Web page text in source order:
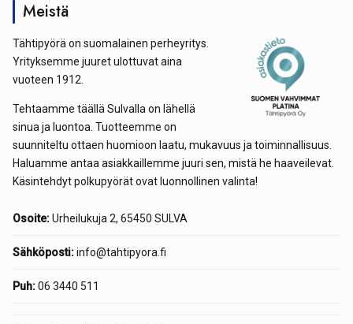
Meistä
Tähtipyörä on suomalainen perheyritys.
Yrityksemme juuret ulottuvat aina
vuoteen 1912.
Tehtaamme täällä Sulvalla on lähellä
sinua ja luontoa. Tuotteemme on
suunniteltu ottaen huomioon laatu, mukavuus ja toiminnallisuus.
Haluamme antaa asiakkaillemme juuri sen, mistä he haaveilevat.
Käsintehdyt polkupyörät ovat luonnollinen valinta!
Osoite:Urheilukuja 2, 65450 SULVA
Sähköposti:info@tahtipyora.fi
Puh:06 3440 511